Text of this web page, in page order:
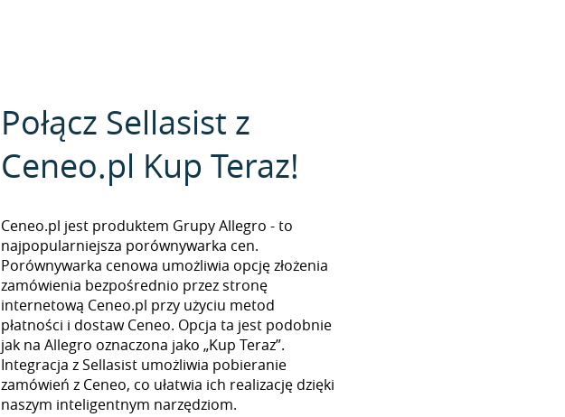
Połącz Sellasist z
Ceneo.pl Kup Teraz!
Ceneo.pl jest produktem Grupy Allegro - to
najpopularniejsza porównywarka cen.
Porównywarka cenowa umożliwia opcję złożenia
zamówienia bezpośrednio przez stronę
internetową Ceneo.pl przy użyciu metod
płatności i dostaw Ceneo. Opcja ta jest podobnie
jak na Allegro oznaczona jako „Kup Teraz”.
Integracja z Sellasist umożliwia pobieranie
zamówień z Ceneo, co ułatwia ich realizację dzięki
naszym inteligentnym narzędziom.